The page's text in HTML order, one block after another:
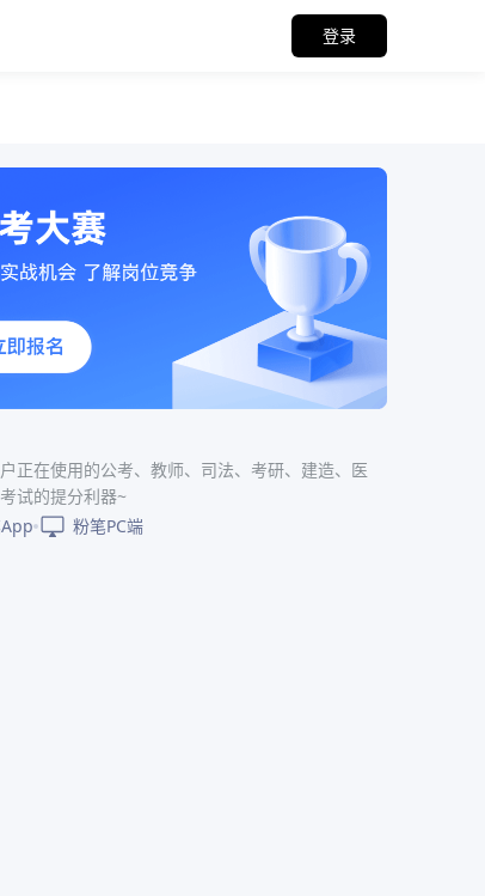
登录
正在使用的公考、教师、司法、考研、建造、医
试的提分利器~
粉笔PC端